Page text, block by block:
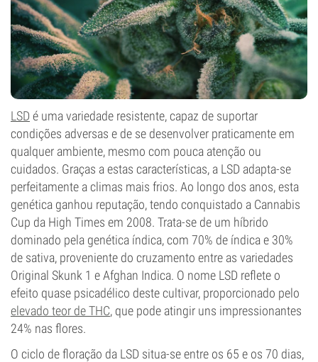
LSD é uma variedade resistente, capaz de suportar
condições adversas e de se desenvolver praticamente em
qualquer ambiente, mesmo com pouca atenção ou
cuidados. Graças a estas características, a LSD adapta-se
perfeitamente a climas mais frios. Ao longo dos anos, esta
genética ganhou reputação, tendo conquistado a Cannabis
Cup da High Times em 2008. Trata-se de um híbrido
dominado pela genética índica, com 70% de índica e 30%
de sativa, proveniente do cruzamento entre as variedades
Original Skunk 1 e Afghan Indica. O nome LSD reflete o
efeito quase psicadélico deste cultivar, proporcionado pelo
elevado teor de THC, que pode atingir uns impressionantes
24% nas flores.
O ciclo de floração da LSD situa-se entre os 65 e os 70 dias,